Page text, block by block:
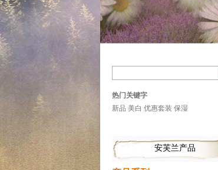
热门关键字
新品 美白 优惠套装 保湿
安芙兰产品